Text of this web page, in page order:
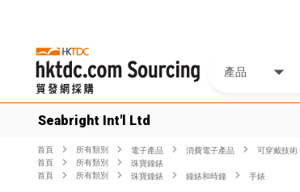
產品
Seabright Int'l Ltd
首頁 所有類別 電子產品 消費電子產品
可穿戴技術
首頁
所有類別
珠寶鐘錶
首頁
所有類別 珠寶鐘錶 鐘錶和時鐘 手錶